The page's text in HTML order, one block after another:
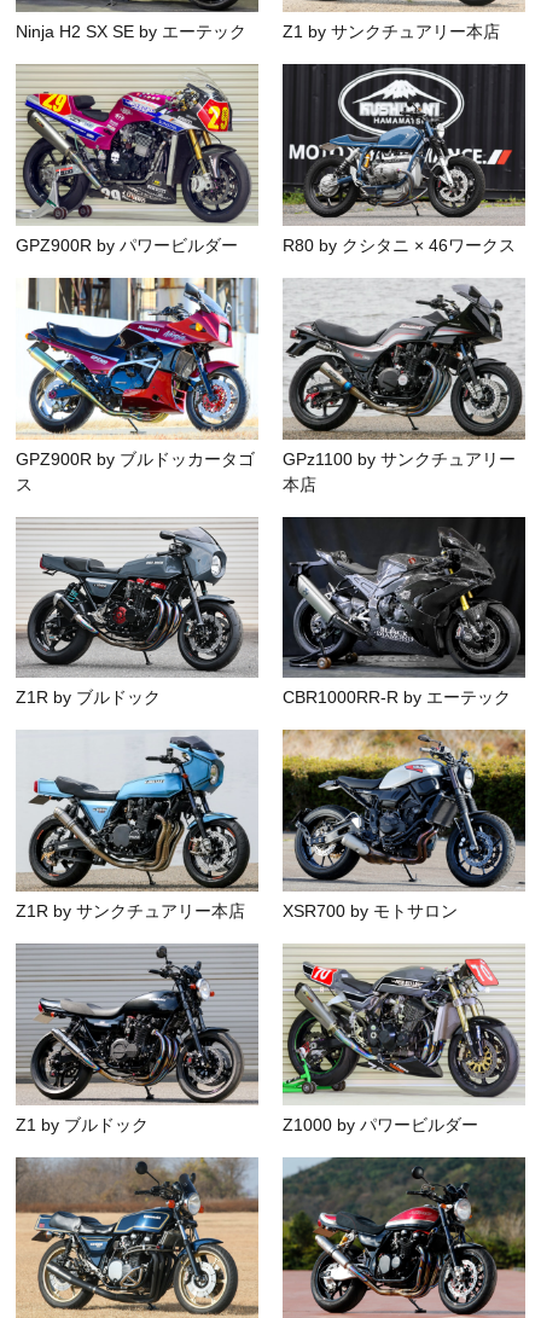
Ninja H2 SX SE by エーテック Z1 by サンクチュアリー本店
GPZ900R by パワービルダー R80 by クシタニ × 46ワークス
GPZ900R by ブルドッカータゴ
ス
GPz1100 by サンクチュアリー
本店
Z1R by ブルドック CBR1000RR-R by エーテック
Z1R by サンクチュアリー本店 XSR700 by モトサロン
Z1 by ブルドック Z1000 by パワービルダー